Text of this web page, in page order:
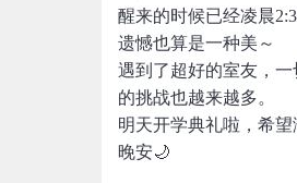
醒来的时候已经凌晨
遗憾也算是一种美～
遇到了超好的室友，
的挑战也越来越多。
明天开学典礼啦，希
晚安🌙